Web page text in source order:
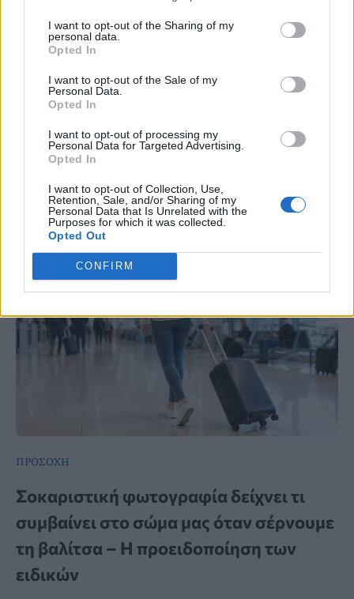
I want to opt-out of the Sharing of my
personal data.
Opted In
I want to opt-out of the Sale of my
Personal Data.
Opted In
I want to opt-out of processing my
Personal Data for Targeted Advertising.
Opted In
I want to opt-out of Collection, Use,
Retention, Sale, and/or Sharing of my
Personal Data that Is Unrelated with the
Purposes for which it was collected.
Opted Out
CONFIRM
ακολουθεί το supermodel για να
διατηρείται πάντα αδύνατη: «Τρώω
ελάφι και βίσονα για πρωινό»
Η Miranda Kerr ακολουθεί μια ιδιαίτερα αυστηρή
διατροφή για να διατηρεί τη λεπτή σιλουέτα της,
με το supermodel να αποκαλύπτει πως στο
πρωινό της περιλαμβάνει ακόμη και κρέας
ΠΡΟΣΟΧΗ
Σοκαριστική φωτογραφία δείχνει τι
συμβαίνει στο σώμα μας όταν σέρνουμε
τη βαλίτσα – Η προειδοποίηση των
ειδικών